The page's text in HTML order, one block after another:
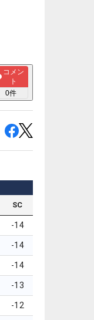
コメン
ト
0件
SC
-14
-14
-14
-13
-12